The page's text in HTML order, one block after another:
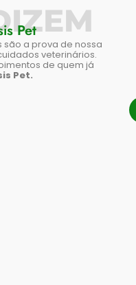
Pet
são a prova de nossa
veterinários.
de quem já
Pet.